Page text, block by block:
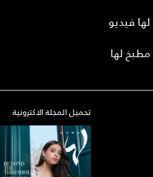
لها فيديو
مطبخ لها
تحميل المجلة الاكترونية